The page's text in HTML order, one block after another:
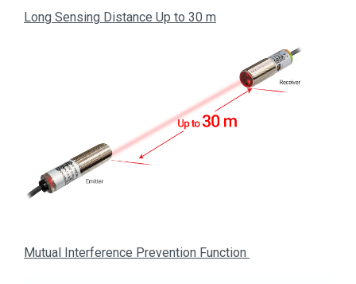
Long Sensing Distance Up to 30 m
Mutual Interference Prevention Function